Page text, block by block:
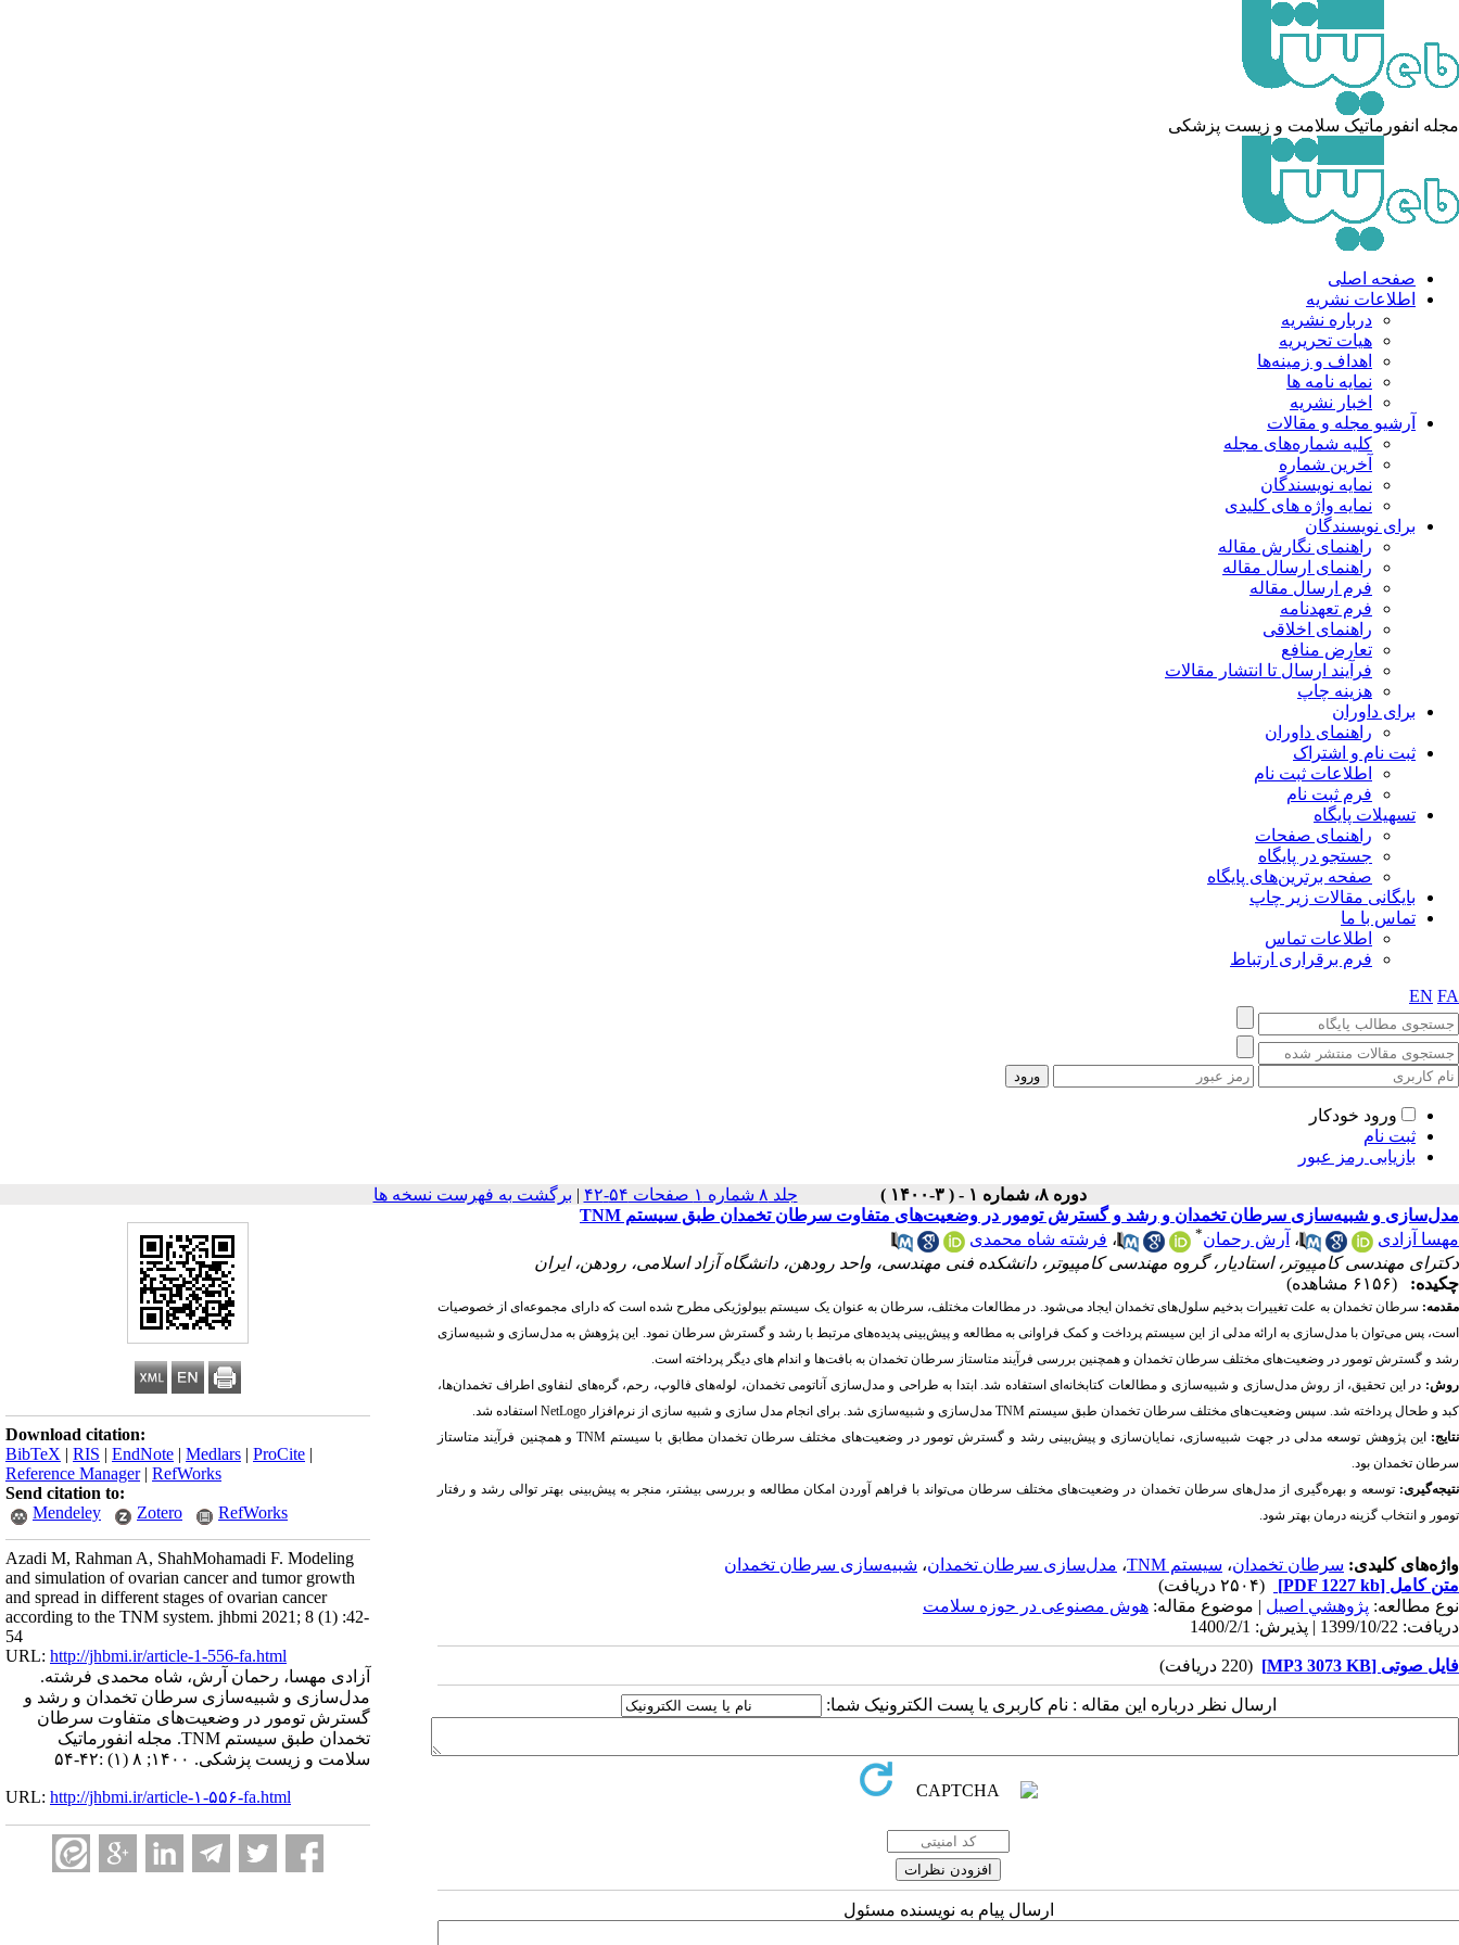
مجله انفورماتیک سلامت و زیست پزشکی
صفحه اصلی
اطلاعات نشریه
درباره نشریه
هیات تحریریه
اهداف و زمینه‌ها
نمایه نامه ها
اخبار نشریه
آرشیو مجله و مقالات
کلیه شماره‌های مجله
آخرین شماره
نمایه نویسندگان
نمایه واژه های کلیدی
برای نویسندگان
راهنمای نگارش مقاله
راهنمای ارسال مقاله
فرم ارسال مقاله
فرم تعهدنامه
راهنمای اخلاقی
تعارض منافع
فرآیند ارسال تا انتشار مقالات
هزینه چاپ
برای داوران
راهنمای داوران
ثبت نام و اشتراک
اطلاعات ثبت نام
فرم ثبت نام
تسهیلات پایگاه
راهنمای صفحات
جستجو در پایگاه
صفحه برترین‌های پایگاه
بایگانی مقالات زیر چاپ
تماس با ما
اطلاعات تماس
فرم برقراری ارتباط
EN FA
ورود خودکار
ثبت نام
بازیابی رمز عبور
دوره ۸، شماره ۱ - ( ۳-۱۴۰۰ ) جلد ۸ شماره ۱ صفحات ۵۴-۴۲ | برگشت به فهرست نسخه ها
Download citation:
BibTeX | RIS | EndNote | Medlars | ProCite |
Reference Manager| RefWorks
Send citation to:
Mendeley
Zotero RefWorks
Azadi M, Rahman A, ShahMohamadi F. Modeling
and simulation of ovarian cancer and tumor growth
and spread in different stages of ovarian cancer
according to the TNM system. jhbmi 2021; 8 (1) :42-
54
URL: http://jhbmi.ir/article-1-556-fa.html
آزادی مهسا، رحمان آرش، شاه محمدی فرشته.
مدل‌سازی و شبیه‌سازی سرطان تخمدان و رشد و
گسترش تومور در وضعیت‌های متفاوت سرطان
تخمدان طبق سیستم TNM. مجله انفورماتیک
سلامت و زیست پزشکی. ۱۴۰۰; ۸ (۱) :۴۲-۵۴
URL: http://jhbmi.ir/article-۱-۵۵۶-fa.html
مدل‌سازی و شبیه‌سازی سرطان تخمدان و رشد و گسترش تومور در وضعیت‌های متفاوت سرطان تخمدان طبق سیستم TNM
مهسا آزادی
، آرش رحمان* ، فرشته شاه محمدی
دکترای مهندسی کامپیوتر، استادیار، گروه مهندسی کامپیوتر، دانشکده فنی مهندسی، واحد رودهن، دانشگاه آزاد اسلامی، رودهن، ایران
چکیده:
(۶۱۵۶ مشاهده)
مقدمه: سرطان تخمدان به علت تغییرات بدخیم سلول‌های تخمدان ایجاد می‌شود. در مطالعات مختلف، سرطان به عنوان یک سیستم بیولوژیکی مطرح شده است که دارای مجموعه‌ای از خصوصیات
است، پس می‌توان با مدل‌سازی به ارائه مدلی از این سیستم پرداخت و کمک فراوانی به مطالعه و پیش‌بینی پدیده‌های مرتبط با رشد و گسترش سرطان نمود. این پژوهش به مدل‌سازی و شبیه‌سازی
رشد و گسترش تومور در وضعیت‌های مختلف سرطان تخمدان و همچنین بررسی فرآیند متاستاز سرطان تخمدان به بافت‌ها و اندام های دیگر پرداخته است.
روش: در این تحقیق، از روش مدل‌سازی و شبیه‌سازی و مطالعات کتابخانه‌ای استفاده شد. ابتدا به طراحی و مدل‌سازی آناتومی تخمدان، لوله‌های فالوپ، رحم، گره‌های لنفاوی اطراف تخمدان‌ها،
کبد و طحال پرداخته شد. سپس وضعیت‌های مختلف سرطان تخمدان طبق سیستم TNM مدل‌سازی و شبیه‌سازی شد. برای انجام مدل سازی و شبیه سازی از نرم‌افزار NetLogo استفاده شد.
نتایج: این پژوهش توسعه مدلی در جهت شبیه‌سازی، نمایان‌سازی و پیش‌بینی رشد و گسترش تومور در وضعیت‌های مختلف سرطان تخمدان مطابق با سیستم TNMو همچنین فرآیند متاستاز
سرطان تخمدان بود.
نتیجه‌گیری: توسعه و بهره‌گیری از مدل‌های سرطان تخمدان در وضعیت‌های مختلف سرطان می‌تواند با فراهم آوردن امکان مطالعه و بررسی بیشتر، منجر به پیش‌بینی بهتر توالی رشد و رفتار
تومور و انتخاب گزینه درمان بهتر شود.
واژه‌های کلیدی: سرطان تخمدان، سیستم TNM ، مدل‌سازی سرطان تخمدان، شبیه‌سازی سرطان تخمدان
متن کامل [PDF 1227 kb]
(۲۵۰۴ دریافت)
نوع مطالعه: پژوهشي اصیل | موضوع مقاله: هوش مصنوعی در حوزه سلامت
دریافت: 1399/10/22 | پذیرش: 1400/2/1
فایل صوتی [MP3 3073 KB] (220 دریافت)
ارسال نظر درباره این مقاله : نام کاربری یا پست الکترونیک شما:
ارسال پیام به نویسنده مسئول